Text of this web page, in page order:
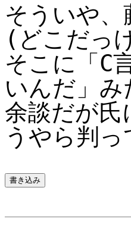
そういや、
(どこだっ
そこに「C
いんだ」
余談だが氏
うやら判